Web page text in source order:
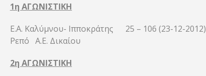
1η ΑΓΩΝΙΣΤΙΚΗ
Ε.Α. Καλύμνου- Ιπποκράτης 25 – 106 (23-12-2012)
Ρεπό Α.Ε. Δικαίου
2η ΑΓΩΝΙΣΤΙΚΗ